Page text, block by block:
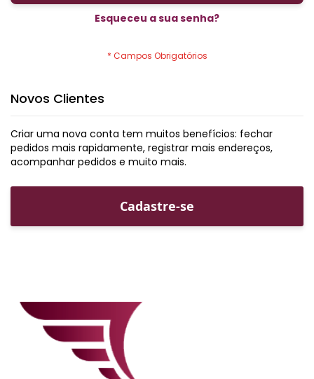
Esqueceu a sua senha?
Novos Clientes
Criar uma nova conta tem muitos benefícios: fechar
pedidos mais rapidamente, registrar mais endereços,
acompanhar pedidos e muito mais.
Cadastre-se